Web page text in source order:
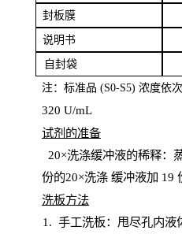
封板膜
说明书
自封袋
注：标准品 (S0-S5) 浓度依次
320 U/mL
试剂的准备
20×洗涤缓冲液的稀释：
份的20×洗涤 缓冲液加 19
洗板方法
1. 手工洗板：甩尽孔内液